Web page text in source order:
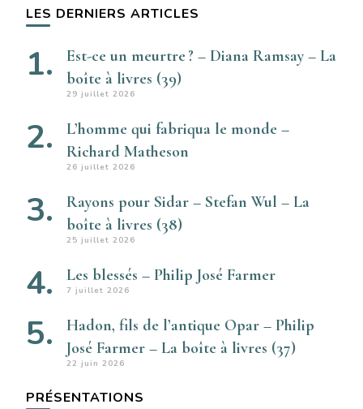
LES DERNIERS ARTICLES
Est-ce un meurtre ? – Diana Ramsay – La
boîte à livres (39)
29 juillet 2026
L’homme qui fabriqua le monde –
Richard Matheson
26 juillet 2026
Rayons pour Sidar – Stefan Wul – La
boîte à livres (38)
25 juillet 2026
Les blessés – Philip José Farmer
7 juillet 2026
Hadon, fils de l’antique Opar – Philip
José Farmer – La boîte à livres (37)
22 juin 2026
PRÉSENTATIONS